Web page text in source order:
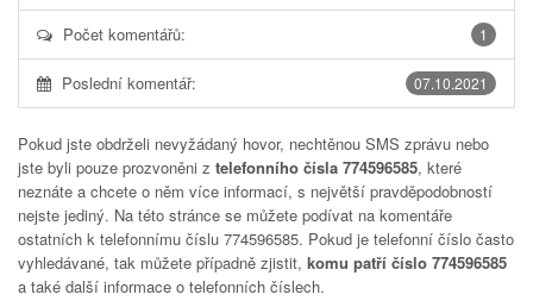
1
Počet komentářů:
07.10.2021
Poslední komentář:
Pokud jste obdrželi nevyžádaný hovor, nechtěnou SMS zprávu nebo
jste byli pouze prozvoněni z telefonního čísla 774596585, které
neznáte a chcete o něm více informací, s největší pravděpodobností
nejste jediný. Na této stránce se můžete podívat na komentáře
ostatních k telefonnímu číslu 774596585. Pokud je telefonní číslo často
vyhledávané, tak můžete případně zjistit, komu patří číslo 774596585
a také další informace o telefonních číslech.